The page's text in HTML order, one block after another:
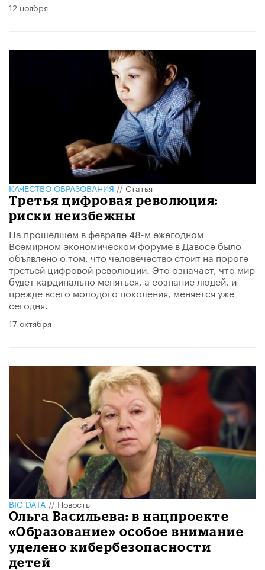
12 ноября
КАЧЕСТВО ОБРАЗОВАНИЯ//Статья
Третья цифровая революция:
риски неизбежны
На прошедшем в феврале 48-м ежегодном
Всемирном экономическом форуме в Давосе было
объявлено о том, что человечество стоит на пороге
третьей цифровой революции. Это означает, что мир
будет кардинально меняться, а сознание людей, и
прежде всего молодого поколения, меняется уже
сегодня.
17 октября
BIG DATA//Новость
Ольга Васильева: в нацпроекте
«Образование» особое внимание
уделено кибербезопасности
детей